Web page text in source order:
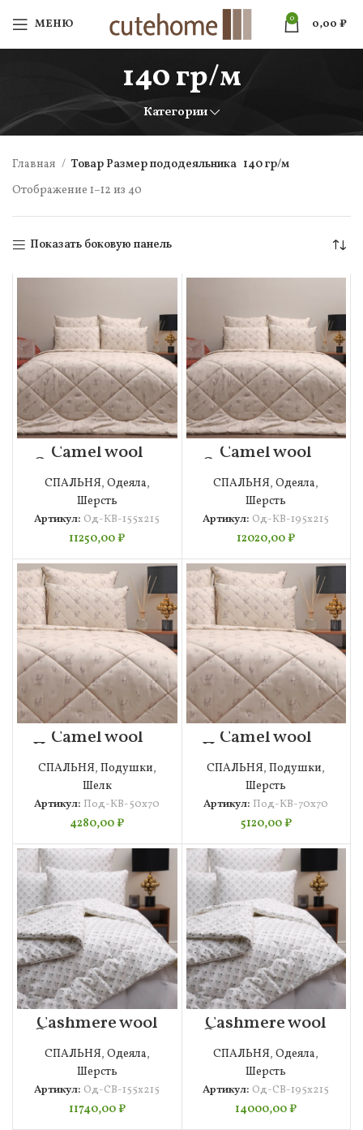
МЕНЮ 0 0,00 ₽
140 гр/м
Категории
Главная Товар Размер пододеяльника 140 гр/м
Отображение 1–12 из 40
Показать боковую панель
Camel wool
Одеяло 155х215
СПАЛЬНЯ, Одеяла,
Шерсть
Артикул: Од-КВ-155х215
11250,00₽
Camel wool
Одеяло 195х215
СПАЛЬНЯ,Одеяла,
Шерсть
Артикул: Од-КВ-195х215
12020,00₽
Camel wool
Подушка 50х70
СПАЛЬНЯ, Подушки,
Шелк
Артикул: Под-КВ-50х70
4280,00₽
Camel wool
Подушка 70х70
СПАЛЬНЯ,Подушки,
Шерсть
Артикул: Под-КВ-70х70
5120,00₽
Cashmere wool
Одеяло 155х215
СПАЛЬНЯ, Одеяла,
Шерсть
Артикул: Од-СВ-155х215
11740,00₽
Cashmere wool
Одеяло 195х215
СПАЛЬНЯ,Одеяла,
Шерсть
Артикул: Од-СВ-195х215
14000,00₽